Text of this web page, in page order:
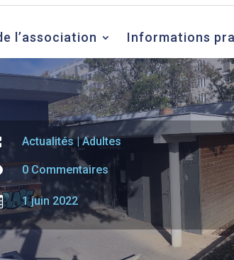
l’association Informations
Actualités|Adultes
0 Commentaires
1 juin 2022